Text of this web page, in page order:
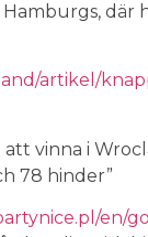
artikel/
vinna i
78 hinder”
en/